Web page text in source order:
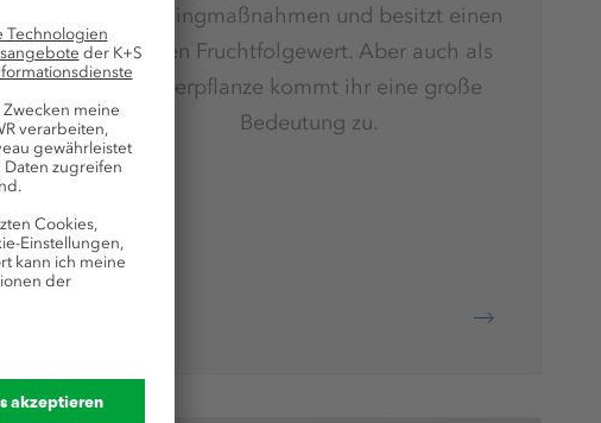
Greeningmaßnahmen und besitzt einen
hohen Fruchtfolgewert. Aber auch als
Futterpflanze kommt ihr eine große
Bedeutung zu.